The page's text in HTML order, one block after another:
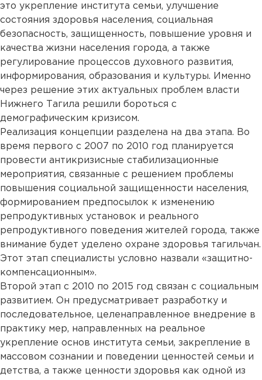
это укрепление института семьи, улучшение
состояния здоровья населения, социальная
безопасность, защищенность, повышение уровня и
качества жизни населения города, а также
регулирование процессов духовного развития,
информирования, образования и культуры. Именно
через решение этих актуальных проблем власти
Нижнего Тагила решили бороться с
демографическим кризисом.
Реализация концепции разделена на два этапа. Во
время первого с 2007 по 2010 год планируется
провести антикризисные стабилизационные
мероприятия, связанные с решением проблемы
повышения социальной защищенности населения,
формированием предпосылок к изменению
репродуктивных установок и реального
репродуктивного поведения жителей города, также
внимание будет уделено охране здоровья тагильчан.
Этот этап специалисты условно назвали «защитно-
компенсационным».
Второй этап с 2010 по 2015 год связан с социальным
развитием. Он предусматривает разработку и
последовательное, целенаправленное внедрение в
практику мер, направленных на реальное
укрепление основ института семьи, закрепление в
массовом сознании и поведении ценностей семьи и
детства, а также ценности здоровья как одной из